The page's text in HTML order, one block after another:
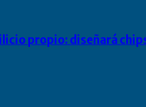
propio: diseñará